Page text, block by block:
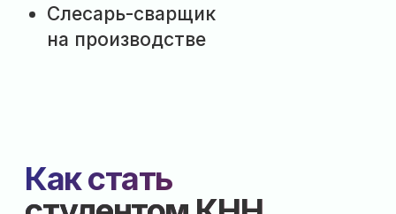
04
Дождись зачисления
Собранные документы
принеси в приемную
комиссию, подай через